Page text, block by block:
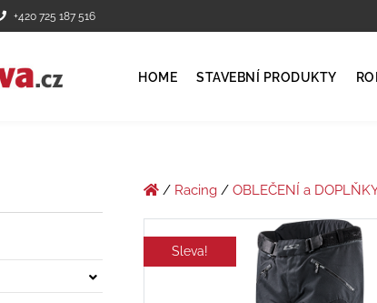
+420 725 187 516
HOME STAVEBNÍ PRODUKTY
/ Racing/ OBLEČENÍ a
Sleva!